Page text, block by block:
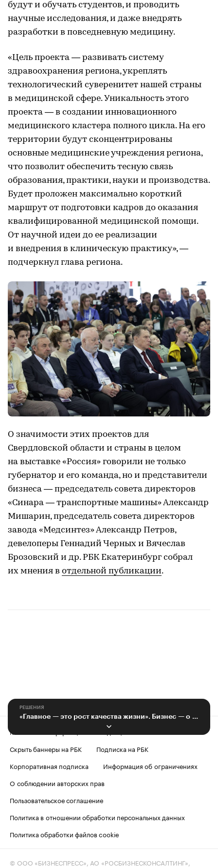
будут и обучать студентов, и проводить
научные исследования, и даже внедрять
разработки в повседневную медицину.
«Цель проекта — развивать систему
здравоохранения региона, укреплять
технологический суверенитет нашей страны
в медицинской сфере. Уникальность этого
проекта — в создании инновационного
медицинского кластера полного цикла. На его
территории будут сконцентрированы
основные медицинские учреждения региона,
что позволит обеспечить тесную связь
образования, практики, науки и производства.
Будет проложен максимально короткий
маршрут от подготовки кадров до оказания
квалифицированной медицинской помощи.
От научной идеи до ее реализации
и внедрения в клиническую практику», —
подчеркнул глава региона.
О значимости этих проектов для
Свердловской области и страны в целом
на выставке «Россия» говорили не только
губернатор и его команда, но и представители
бизнеса — председатель совета директоров
«Синара — транспортные машины» Александр
Мишарин, председатель совета директоров
завода «Медсинтез» Александр Петров,
девелоперы Геннадий Черных и Вячеслав
Брозовский и др. РБК Екатеринбург собрал
их мнения в отдельной публикации.
РЕШЕНИЯ
«Главное — это рост качества жизни». Бизнес — о ключевых проектах региона
Контактная информация
Скрыть баннеры на РБК
Подписка на РБК
Корпоративная подписка
Информация об ограничениях
О соблюдении авторских прав
Пользовательское соглашение
Политика в отношении обработки персональных данных
Политика обработки файлов cookie
© ООО «БИЗНЕСПРЕСС», АО «РОСБИЗНЕСКОНСАЛТИНГ»,